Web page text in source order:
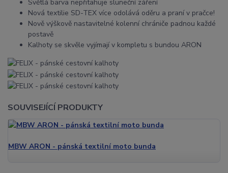
Světlá barva nepřitahuje sluneční záření
Nová textilie SD-TEX více odolává oděru a praní v pračce!
Nově výškově nastavitelné kolenní chrániče padnou každé
postavě
Kalhoty se skvěle vyjímají v kompletu s bundou ARON
SOUVISEJÍCÍ PRODUKTY
MBW ARON - pánská textilní moto bunda